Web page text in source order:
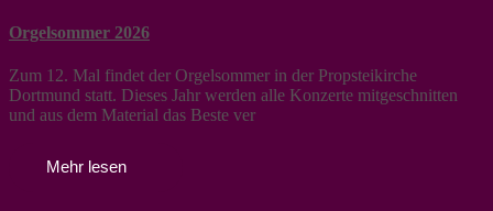
Orgelsommer 2026
Zum 12. Mal findet der Orgelsommer in der Propsteikirche
Dortmund statt. Dieses Jahr werden alle Konzerte mitgeschnitten
und aus dem Material das Beste ver
Mehr lesen